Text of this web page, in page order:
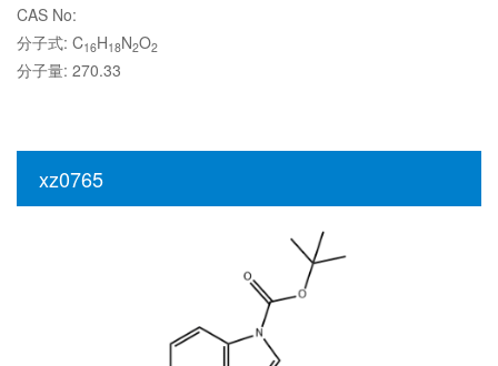
CAS No:
分子式: C16H18N2O2
分子量: 270.33
xz0765